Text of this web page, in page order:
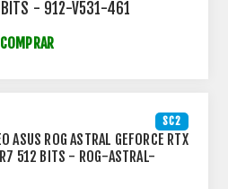
BITS - 912-V531-461
COMPRAR
SC2